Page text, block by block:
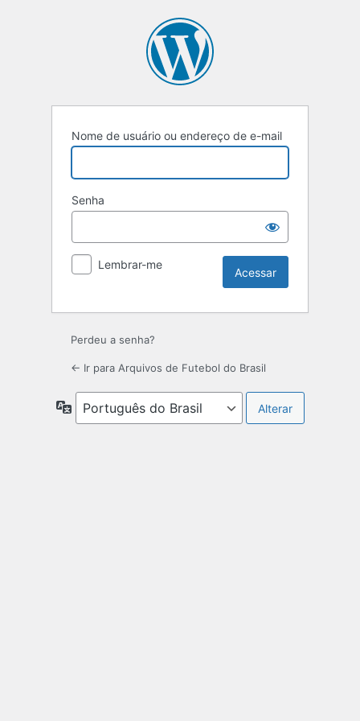
Nome de usuário ou endereço de e-mail
Senha
Lembrar-me
Perdeu a senha?
← Ir para Arquivos de Futebol do Brasil
Idioma